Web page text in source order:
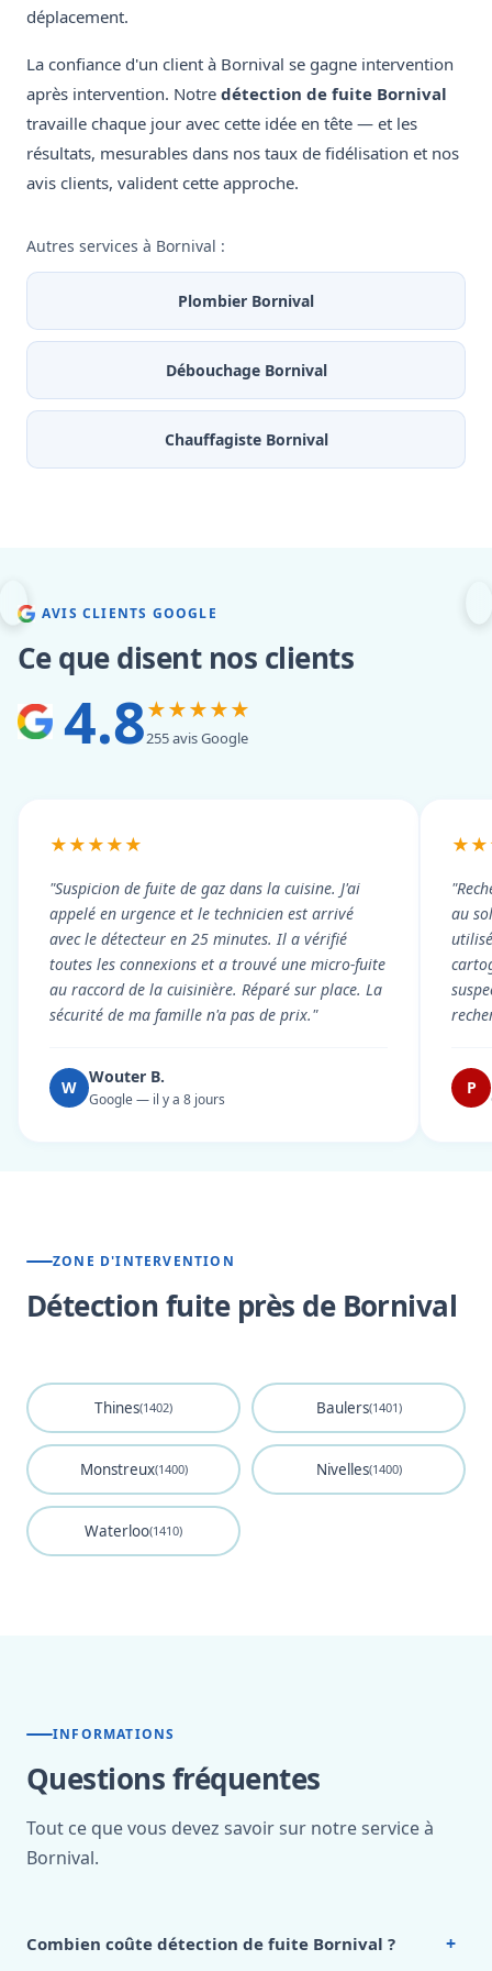
déplacement.
La confiance d'un client à Bornival se gagne intervention
après intervention. Notre détection de fuite Bornival
travaille chaque jour avec cette idée en tête — et les
résultats, mesurables dans nos taux de fidélisation et nos
avis clients, valident cette approche.
Autres services à Bornival :
Plombier Bornival
Débouchage Bornival
Chauffagiste Bornival
AVIS CLIENTS GOOGLE
Ce que disent nos clients
4.8★★★★★
255 avis Google
★★★★★
"Suspicion de fuite de gaz dans la cuisine. J'ai
appelé en urgence et le technicien est arrivé
avec le détecteur en 25 minutes. Il a vérifié
toutes les connexions et a trouvé une micro-fuite
au raccord de la cuisinière. Réparé sur place. La
sécurité de ma famille n'a pas de prix."
W
Wouter B.
Google — il y a 8 jours
au
P
ZONE D'INTERVENTION
Détection fuite près de Bornival
Thines(1402) Baulers(1401)
Monstreux(1400) Nivelles(1400)
Waterloo(1410)
INFORMATIONS
Questions fréquentes
Tout ce que vous devez savoir sur notre service à
Bornival.
Combien coûte détection de fuite Bornival ? +